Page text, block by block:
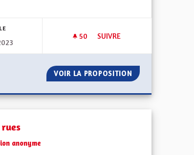
MAISONS ALSACIENNES
DES MAISONS ALSACIENNES
50 50 ABONNÉS
SUIVRE
VOIR LA PROPOSITION RESTONS DANS
anonyme